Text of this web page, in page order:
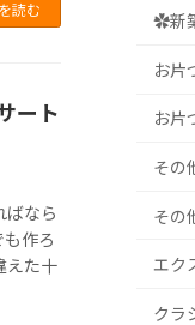
読む
ート
ばなら
作ろ
えた十
✿新
お片
お片
その
その
エク
クラ